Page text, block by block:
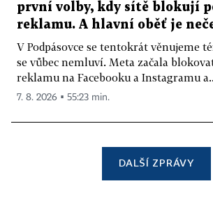
první volby, kdy sítě blokují
reklamu. A hlavní oběť je
V Podpásovce se tentokrát věnujeme
se vůbec nemluví. Meta začala
reklamu na Facebooku a Instagramu
7. 8. 2026 ▪ 55:23 min.
DALŠÍ ZPRÁVY